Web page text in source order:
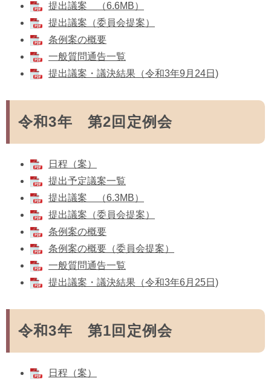
提出議案 （6.6MB）
提出議案（委員会提案）
条例案の概要
一般質問通告一覧
提出議案・議決結果（令和3年9月24日)
令和3年 第2回定例会
日程（案）
提出予定議案一覧
提出議案 （6.3MB）
提出議案（委員会提案）
条例案の概要
条例案の概要（委員会提案）
一般質問通告一覧
提出議案・議決結果（令和3年6月25日)
令和3年 第1回定例会
日程（案）